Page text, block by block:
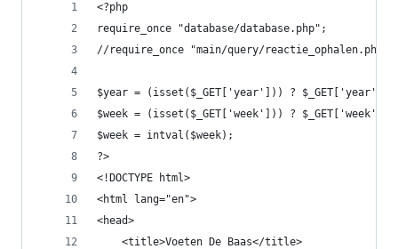
<?php
require_once "database/database.php";
//require_once "main/query/reactie_ophalen.php";
$year = (isset($_GET['year'])) ? $_GET['year']
$week = (isset($_GET['week'])) ? $_GET['week']
$week = intval($week);
?>
<!DOCTYPE html>
<html lang="en">
<head>
    <title>Voeten De Baas</title>